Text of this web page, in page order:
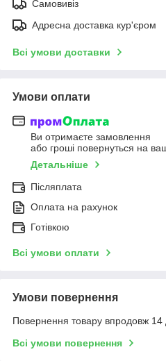
Самовивіз
Адресна доставка кур'єром
Всі умови доставки
Умови оплати
Ви отримаєте замовлення
або гроші повернуться на
Детальніше
Післяплата
Оплата на рахунок
Готівкою
Всі умови оплати
Умови повернення
Повернення товару впродовж 14
Всі умови повернення